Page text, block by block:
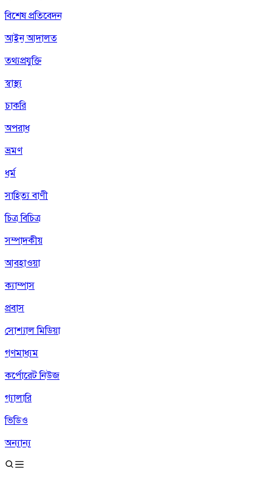
বিশেষ প্রতিবেদন
আইন আদালত
তথ্যপ্রযুক্তি
স্বাস্থ্য
চাকরি
অপরাধ
ভ্রমণ
ধর্ম
সাহিত্য বাণী
চিত্র বিচিত্র
সম্পাদকীয়
আবহাওয়া
ক্যাম্পাস
প্রবাস
সোশ্যাল মিডিয়া
গণমাধ্যম
কর্পোরেট নিউজ
গ্যালারি
ভিডিও
অন্যান্য